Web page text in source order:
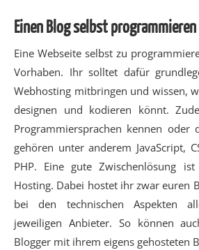
Einen Blog selbst programmieren
Eine Webseite selbst zu
Vorhaben. Ihr solltet dafür
Webhosting mitbringen und wissen,
designen und kodieren könnt.
Programmiersprachen kennen oder
gehören unter anderem JavaScript,
PHP. Eine gute Zwischenlösung
Hosting. Dabei hostet ihr zwar euren
bei den technischen Aspekten
jeweiligen Anbieter. So können
Blogger mit ihrem eigens gehosteten